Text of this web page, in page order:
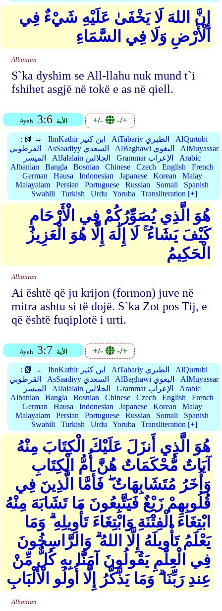
إِنَّ اللهَ لَا يَخْفَىٰ عَلَيْهِ شَيْءٌ فِي
الْأَرْضِ وَلَا فِي السَّمَاءِ
Albanian
S`ka dyshim se All-llahu nuk mund t`i
fshihet asgjë në tokë e as në qiell.
Ayah 3:6 الأية +/- -/+
: 📗 → IbnKathir ابن كثير AtTabariy الطبري
AlQurtubi
القرطوبي
AsSaadiyy السعدي AlBaghawi البغوي
AlMuyassar
الميسر
AlJalalain الجلالين Grammar الإعراب
Arabic
Albanian
Bangla Bosnian Chinese Czech English
French
German
Hausa Indonesian Japanese Korean
Malay
Malayalam
Persian Portuguese Russian Somali
Spanish
Swahili
Turkish Urdu Yoruba Transliteration [+]
هُوَ الَّذِي يُصَوِّرُكُمْ فِي الْأَرْحَامِ
كَيْفَ يَشَاءُ ۚ لَا إِلَٰهَ إِلَّا هُوَ الْعَزِيزُ
الْحَكِيمُ
Albanian
Ai është që ju krijon (formon) juve në
mitra ashtu si të dojë. S`ka Zot pos Tij, e
që është fuqiplotë i urti.
Ayah 3:7 الأية +/- -/+
: 📗 → IbnKathir ابن كثير AtTabariy الطبري
AlQurtubi
القرطوبي
AsSaadiyy السعدي AlBaghawi البغوي
AlMuyassar
الميسر
AlJalalain الجلالين Grammar الإعراب
Arabic
Albanian
Bangla Bosnian Chinese Czech English
French
German
Hausa Indonesian Japanese Korean
Malay
Malayalam
Persian Portuguese Russian Somali
Spanish
Swahili
Turkish Urdu Yoruba Transliteration [+]
هُوَ الَّذِي أَنزَلَ عَلَيْكَ الْكِتَابَ مِنْهُ
آيَاتٌ مُّحْكَمَاتٌ هُنَّ أُمُّ الْكِتَابِ
وَأُخَرُ مُتَشَابِهَاتٌ ۖ فَأَمَّا الَّذِينَ فِي
قُلُوبِهِمْ زَيْغٌ فَيَتَّبِعُونَ مَا تَشَابَهَ مِنْهُ
ابْتِغَاءَ الْفِتْنَةِ وَابْتِغَاءَ تَأْوِيلِهِ ۗ وَمَا
يَعْلَمُ تَأْوِيلَهُ إِلَّا اللهُ ۗ وَالرَّاسِخُونَ
فِي الْعِلْمِ يَقُولُونَ آمَنَّا بِهِ كُلٌّ مِّنْ
عِندِ رَبِّنَا ۗ وَمَا يَذَّكَّرُ إِلَّا أُولُو الْأَلْبَابِ
Albanian